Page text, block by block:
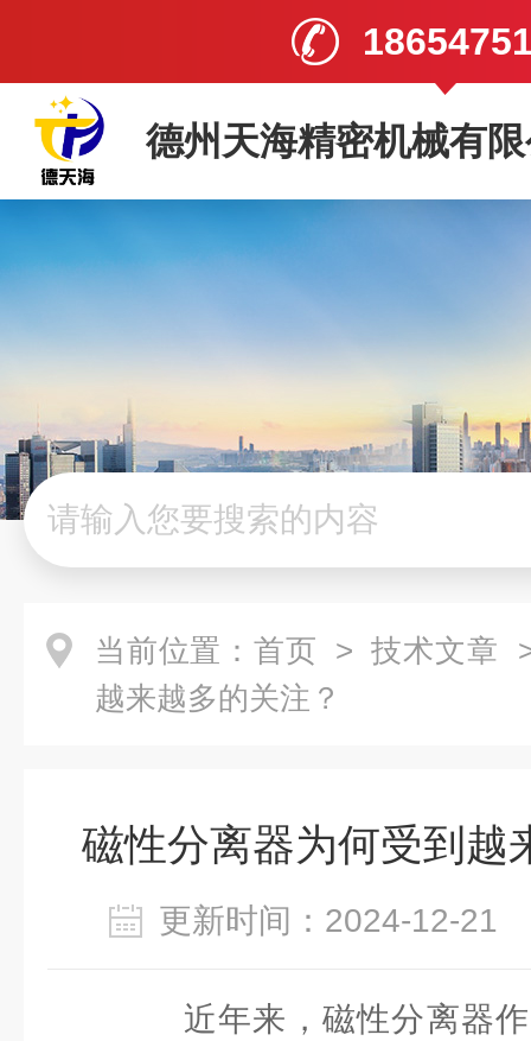
德州天海精密机械有
当前位置： 首页 > 技术文章
越来越多的关注？
磁性分离器为何受到越
更新时间：2024-12-
近年来，磁性分离器作